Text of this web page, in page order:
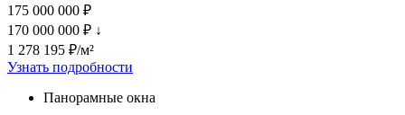
175 000 000 ₽
170 000 000 ₽ ↓
1 278 195 ₽/м²
Узнать подробности
Панорамные окна